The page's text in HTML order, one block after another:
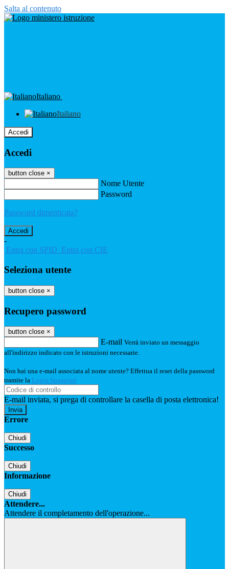
Salta al contenuto
Italiano
Italiano
Accedi
Accedi
button close ×
Nome Utente
Password
Password dimenticata?
-
Entra con SPID Entra con CIE
Seleziona utente
button close ×
Recupero password
button close ×
E-mail Verrà inviato un messaggio
all'indirizzo indicato con le istruzioni necessarie.
Non hai una e-mail associata al nome utente? Effettua il reset della password
tramite la Login Spaggiari
E-mail inviata, si prega di controllare la casella di posta elettronica!
Errore
Chiudi
Successo
Chiudi
Informazione
Chiudi
Attendere...
Attendere il completamento dell'operazione...